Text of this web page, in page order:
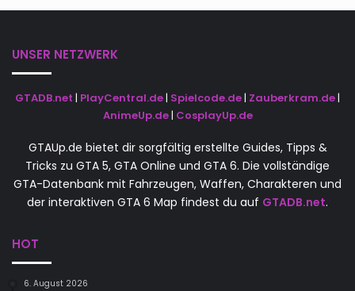
UNSER NETZWERK
GTADB.net | PlayCentral.de| Spielcode.de| Zauberkram.de|
AnimeUp.de| CosplayUp.de
GTAUp.de bietet dir sorgfältig erstellte Guides, Tipps &
Tricks zu GTA 5, GTA Online und GTA 6. Die vollständige
GTA-Datenbank mit Fahrzeugen, Waffen, Charakteren und
der interaktiven GTA 6 Map findest du auf GTADB.net.
HOT
6. August 2026